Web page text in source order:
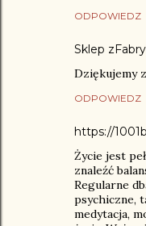
ODPOWIEDZ
Sklep
Dziękujemy
ODPOWIEDZ
https://
Życie jest
znaleźć
Regularne
psychiczne,
medytacja,